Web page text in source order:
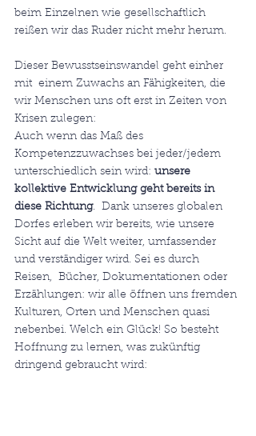
beim Einzelnen wie gesellschaftlich
reißen wir das Ruder nicht mehr herum.
Dieser Bewusstseinswandel geht einher
mit  einem Zuwachs an Fähigkeiten, die
wir Menschen uns oft erst in Zeiten von
Krisen zulegen:
Auch wenn das Maß des
Kompetenzzuwachses bei jeder/jedem
unterschiedlich sein wird: unsere
kollektive Entwicklung geht bereits in
diese Richtung.  Dank unseres globalen
Dorfes erleben wir bereits, wie unsere
Sicht auf die Welt weiter, umfassender
und verständiger wird. Sei es durch
Reisen,  Bücher, Dokumentationen oder
Erzählungen: wir alle öffnen uns fremden
Kulturen, Orten und Menschen quasi
nebenbei. Welch ein Glück! So besteht
Hoffnung zu lernen, was zukünftig
dringend gebraucht wird: